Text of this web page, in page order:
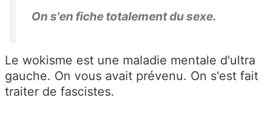
On s'en fiche totalement du sexe.
Le wokisme est une maladie mentale d'ultra
gauche. On vous avait prévenu. On s'est fait
traiter de fascistes.